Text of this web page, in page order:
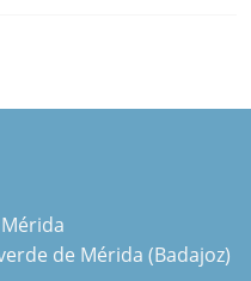
de Mérida (Badajoz)